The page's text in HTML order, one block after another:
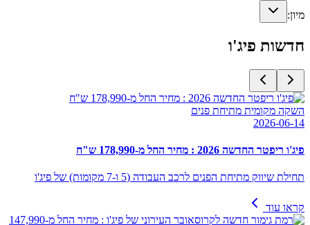
מיון:
חדשות פיג'ו
השקה מקומית מתיחת פנים
2026-06-14
פיג'ו ריפטר החדשה 2026 : מחיר החל מ-178,990 ש"ח
תחילת שיווק מתיחת הפנים לרכב העבודה (5 ו-7 מקומות) של פיג'ו
קראו עוד